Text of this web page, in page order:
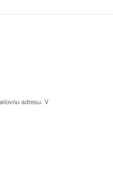
adresu. V